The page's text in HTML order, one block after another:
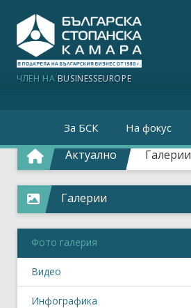
ЧЛЕН НА BUSINESSEUROPE
За БСК На фокус
Актуално Галерии
Галерии
Фото галерия
Видео
Инфографика